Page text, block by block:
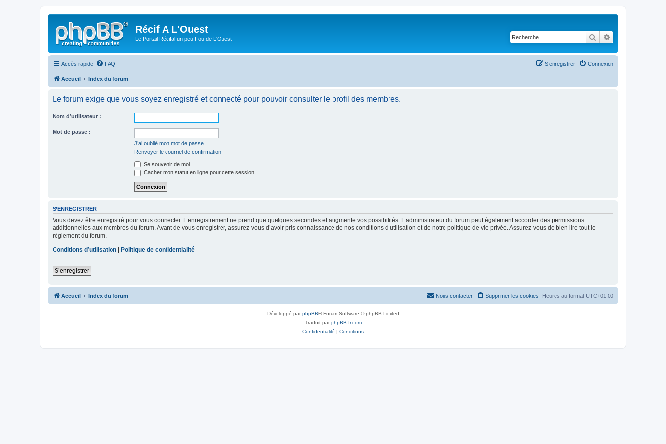
Récif A L'Ouest
Le Portail Récifal un peu Fou de L'Ouest Rechercher
Accès rapide FAQ Connexion
S’enregistrer
Accueil Index du forum
Le forum exige que vous soyez enregistré et connecté pour pouvoir consulter le profil des membres.
Nom d’utilisateur :
Mot de passe :
J’ai oublié mon mot de passe
Renvoyer le courriel de confirmation
Se souvenir de moi
Cacher mon statut en ligne pour cette session
S’ENREGISTRER
Vous devez être enregistré pour vous connecter. L’enregistrement ne prend que quelques secondes et augmente vos possibilités. L’administrateur du forum peut également accorder des permissions
additionnelles aux membres du forum. Avant de vous enregistrer, assurez-vous d’avoir pris connaissance de nos conditions d’utilisation et de notre politique de vie privée. Assurez-vous de bien lire tout le
règlement du forum.
Conditions d’utilisation
Politique de confidentialité
S’enregistrer
Accueil Index du forum Heures au format UTC+01:00
Supprimer les cookies
Nous contacter
Développé parphpBB® Forum Software © phpBB Limited
Traduit parphpBB-fr.com
Confidentialité | Conditions